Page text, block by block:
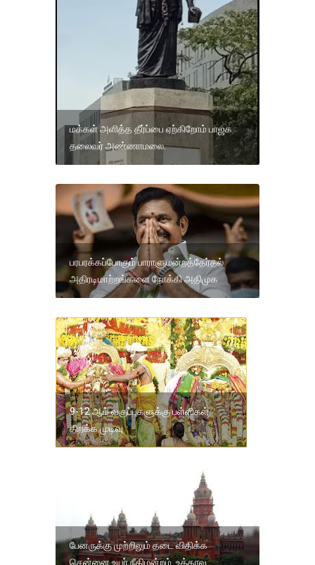
மக்கள் அளித்த தீர்ப்பை ஏற்கிறோம் பாஜக
தலைவர் அண்ணாமலை.
பரபரக்கப்போகும் பாராளுமன்றத்தேர்தல்
அதிரடிமாற்றங்களை நோக்கி அதிமுக
9-12 ஆம் வகுப்புகளுக்கு பள்ளிகள்
திறக்க முடிவு
பேனருக்கு முற்றிலும் தடை விதிக்க
சென்னை உயர் நீதிமன்றம் உத்தரவு